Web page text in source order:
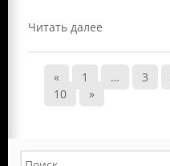
Читать далее
« 1 … 3
10
»
Поиск